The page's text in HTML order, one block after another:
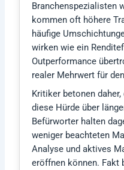
Branchenspezialisten
kommen oft höhere
häufige
wirken wie ein
Outperformance
realer Mehrwert für
Kritiker betonen
diese Hürde über
Befürworter halten
weniger beachteten
Analyse und aktives
eröffnen können. Fakt